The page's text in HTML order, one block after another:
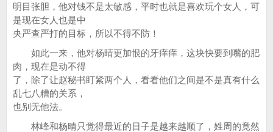
明目张胆，他对钱不是太敏感，平时也就是喜欢玩个女人，可
是现在女人也是中
央严查严打的目标，所以不得不防！
如此一来，他对杨晴更加恨的牙痒痒，这块快要到嘴的肥
肉，现在是动不得
了，除了让赵秘书盯紧两个人，看看他们之间是不是真有什么
乱七八糟的关系，
也别无他法。
林峰和杨晴只觉得最近的日子是越来越顺了，姓周的竟然